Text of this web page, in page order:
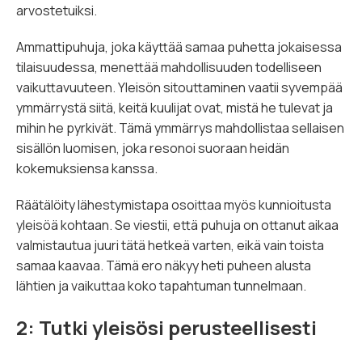
arvostetuiksi.
Ammattipuhuja, joka käyttää samaa puhetta jokaisessa
tilaisuudessa, menettää mahdollisuuden todelliseen
vaikuttavuuteen. Yleisön sitouttaminen vaatii syvempää
ymmärrystä siitä, keitä kuulijat ovat, mistä he tulevat ja
mihin he pyrkivät. Tämä ymmärrys mahdollistaa sellaisen
sisällön luomisen, joka resonoi suoraan heidän
kokemuksiensa kanssa.
Räätälöity lähestymistapa osoittaa myös kunnioitusta
yleisöä kohtaan. Se viestii, että puhuja on ottanut aikaa
valmistautua juuri tätä hetkeä varten, eikä vain toista
samaa kaavaa. Tämä ero näkyy heti puheen alusta
lähtien ja vaikuttaa koko tapahtuman tunnelmaan.
2: Tutki yleisösi perusteellisesti